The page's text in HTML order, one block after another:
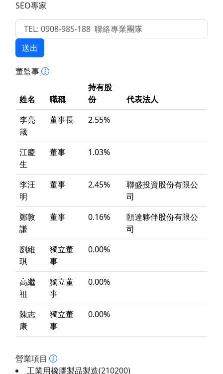
SEO專家
送出
董監事
姓名 職稱
持有股
份
代表法人
李亮
箴
董事長 2.55%
江慶
生
董事 1.03%
李汪
明
董事 2.45%
聯盛投資股份有限公
司
鄭敦
謙
董事 0.16%
頤達夥伴股份有限公
司
劉維
琪
獨立董
事
0.00%
高繼
祖
獨立董
事
0.00%
陳志
康
獨立董
事
0.00%
營業項目
工業用橡膠製品製造(210200)